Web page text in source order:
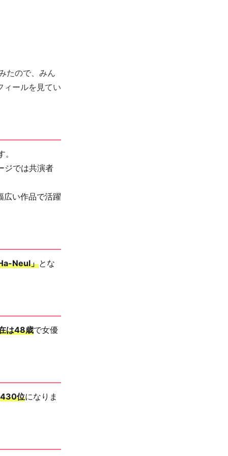
たので、みん
ィールを見てい
ジでは共演者
広い作品で活躍
Neul」とな
は48歳で女優
430位になりま